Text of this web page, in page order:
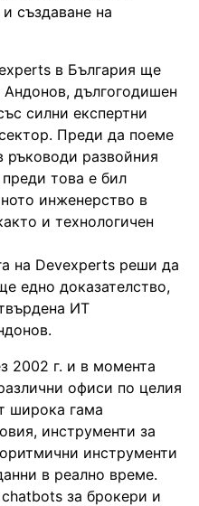
създаване на
в България ще
дългогодишен
силни експертни
Преди да поеме
ръководи развойния
това е бил
инженерство в
и технологичен
на Devexperts реши да
едно доказателство,
ИТ
2002 г. и в момента
офиси по целия
широка гама
инструменти за
инструменти
в реално време.
за брокери и